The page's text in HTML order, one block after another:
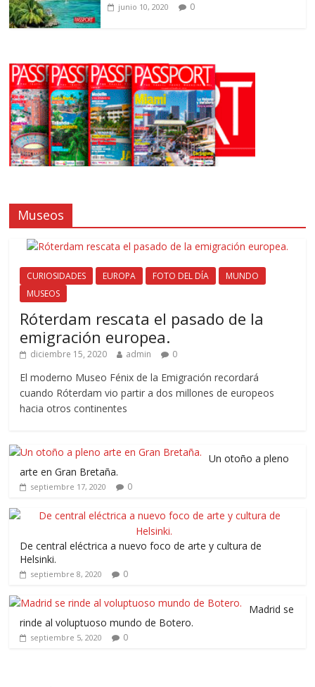
junio 10, 2020 0
Museos
CURIOSIDADES EUROPA FOTO DEL DÍA
MUNDO
MUSEOS
Róterdam rescata el pasado de la
emigración europea.
diciembre 15, 2020 admin 0
El moderno Museo Fénix de la Emigración recordará
cuando Róterdam vio partir a dos millones de europeos
hacia otros continentes
Un otoño a pleno
arte en Gran Bretaña.
septiembre 17, 2020 0
De central eléctrica a nuevo foco de arte y cultura de
Helsinki.
septiembre 8, 2020 0
Madrid se
rinde al voluptuoso mundo de Botero.
septiembre 5, 2020 0